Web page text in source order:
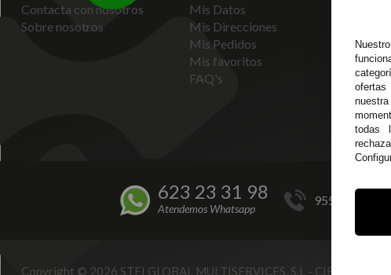
Contacta con nosotros
Sobre nosotros
Mis Datos
Mis Direcciones
Mis Pedidos
Mis favoritos
FAQ's
Entregas
Política
Pago
Terminos y
Políticas
623 23 31 98
Atendemos Whatsapp
955 44 45 43
Copyright © 2026 STEI GLOBAL MULTISERVICES, S.L - CIF
todas